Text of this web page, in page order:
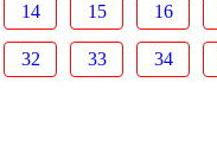
14 15 16
32 33 34